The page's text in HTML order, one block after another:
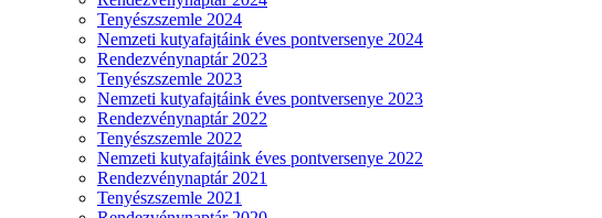
Tenyészszemle 2024
Nemzeti kutyafajtáink éves pontversenye 2024
Rendezvénynaptár 2023
Tenyészszemle 2023
Nemzeti kutyafajtáink éves pontversenye 2023
Rendezvénynaptár 2022
Tenyészszemle 2022
Nemzeti kutyafajtáink éves pontversenye 2022
Rendezvénynaptár 2021
Tenyészszemle 2021